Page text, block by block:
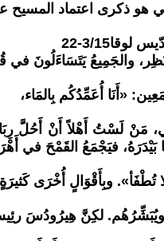
هو ذكرى اعتماد المسيح
15-22
والجَمِيعُ يَتَسَاءَلُونَ في
«أَنَا أُعَمِّدُكُم بِالمَاء،
مَنْ لَسْتُ أَهْلاً أَنْ أَحُلَّ
فيَجْمَعُ القَمْحَ في
تُطْفَأ». وبِأَقْوَالٍ أُخْرَى كَثيرَةٍ
لكِنَّ هِيرُودُسَ